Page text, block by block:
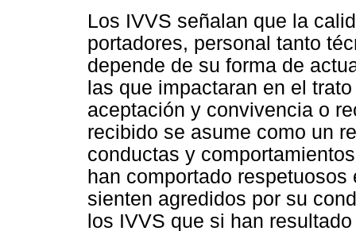
Los IVVS señalan que la
portadores, personal tanto
depende de su forma de
las que impactaran en el
aceptación y convivencia o
recibido se asume como un
conductas y
han comportado
sienten agredidos por su
los IVVS que si han